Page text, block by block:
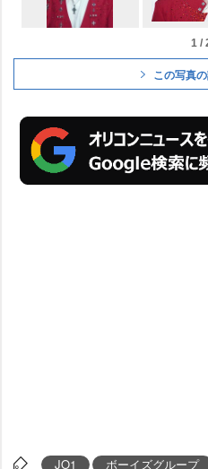
1 /
この写真
JO1 ボーイズグループ